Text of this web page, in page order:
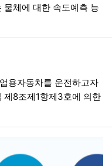
체에 대한 속도예측 능
용자동차를 운전하고자
제8조제1항제3호에 의한